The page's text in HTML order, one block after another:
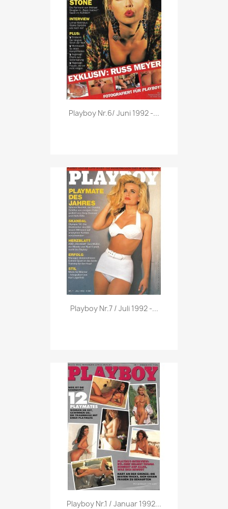
Vorschau
Playboy Nr.6/ Juni 1992 -...
Vorschau
Playboy Nr.7 / Juli 1992 -...
Vorschau
Playboy Nr.1 / Januar 1992...